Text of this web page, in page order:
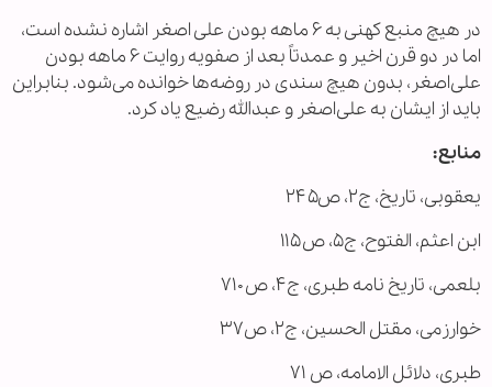
در هیچ منبع کهنی به ۶ ماهه بودن علی اصغر اشاره نشده است،
اما در دو قرن اخیر و عمدتاً بعد از صفویه روایت ۶ ماهه بودن
علی‌اصغر، بدون هیچ سندی در روضه‌ها خوانده می‌شود. بنابراین
باید از ایشان به علی‌اصغر و عبدالله رضیع یاد کرد.
منابع:
یعقوبی، تاریخ، ج۲، ص۲۴۵
ابن اعثم، الفتوح، ج۵، ص۱۱۵
بلعمی، تاریخ نامه طبری، ج۴، ص۷۱۰
خوارزمی، مقتل الحسين، ج۲، ص۳۷
طبری، دلائل الامامه، ص ۷۱